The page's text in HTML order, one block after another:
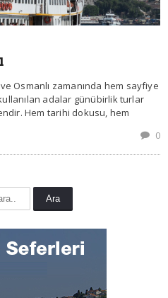
Osmanlı zamanında hem sayfiye
adalar günübirlik turlar
Hem tarihi dokusu, hem
0